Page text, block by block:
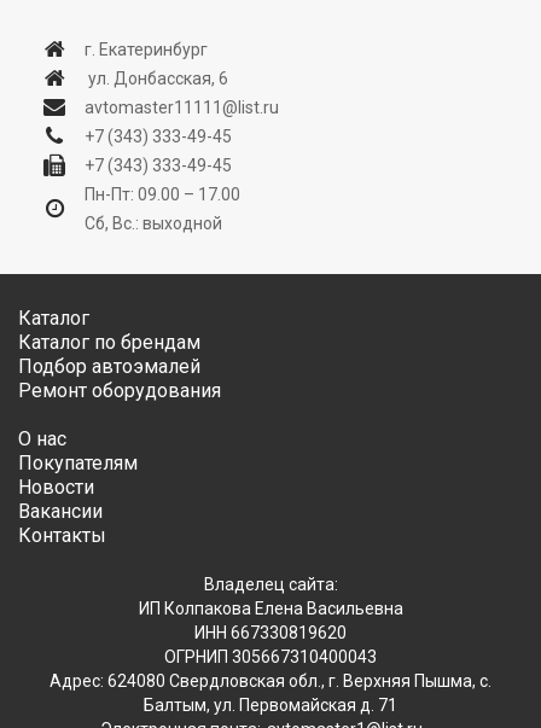
г. Екатеринбург
ул. Донбасская, 6
avtomaster11111@list.ru
+7 (343) 333-49-45
+7 (343) 333-49-45
Пн-Пт: 09.00 – 17.00
Сб, Вс.: выходной
Каталог
Каталог по брендам
Подбор автоэмалей
Ремонт оборудования
О нас
Покупателям
Новости
Вакансии
Контакты
Владелец сайта:
ИП Колпакова Елена Васильевна
ИНН 667330819620
ОГРНИП 305667310400043
Адрес: 624080 Свердловская обл., г. Верхняя Пышма, с.
Балтым, ул. Первомайская д. 71